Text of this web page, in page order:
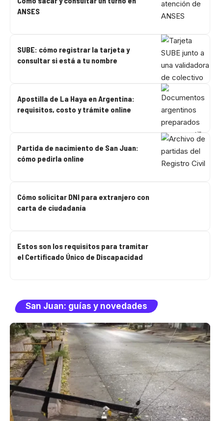
San Juan: guías y novedades
ANSES
SUBE: cómo registrar la tarjeta y
consultar si está a tu nombre
Apostilla de La Haya en Argentina:
requisitos, costo y trámite online
Partida de nacimiento de San Juan:
cómo pedirla online
Cómo solicitar DNI para extranjero con
carta de ciudadanía
Estos son los requisitos para tramitar
el Certificado Único de Discapacidad